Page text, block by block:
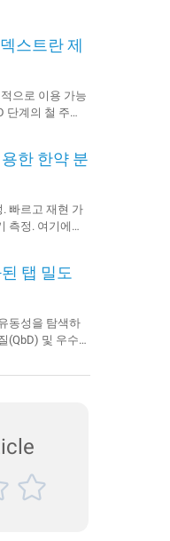
스트란 제
으로 이용 가능
단계의 철 주사
확인되었습니
한 한약 분
빠르고 재현 가
측정. 여기에서
탭 밀도
동성을 탐색하
(QbD) 및 우수
는 의미 있는 반